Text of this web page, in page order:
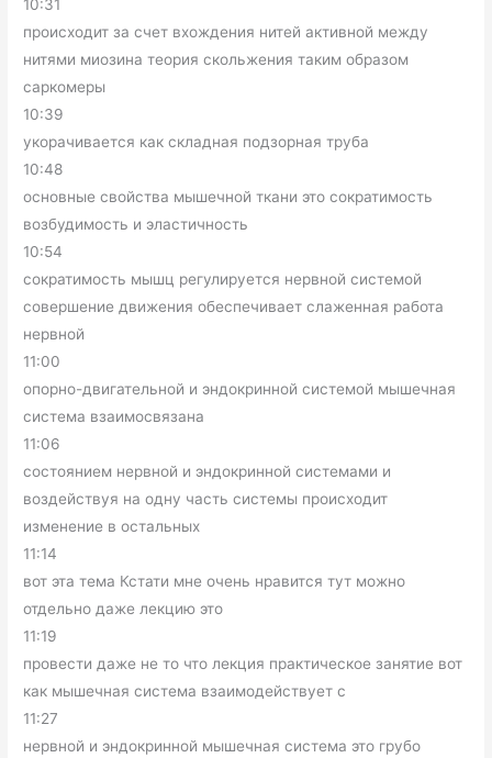
10:31
происходит за счет вхождения нитей активной между
нитями миозина теория скольжения таким образом
саркомеры
10:39
укорачивается как складная подзорная труба
10:48
основные свойства мышечной ткани это сократимость
возбудимость и эластичность
10:54
сократимость мышц регулируется нервной системой
совершение движения обеспечивает слаженная работа
нервной
11:00
опорно-двигательной и эндокринной системой мышечная
система взаимосвязана
11:06
состоянием нервной и эндокринной системами и
воздействуя на одну часть системы происходит
изменение в остальных
11:14
вот эта тема Кстати мне очень нравится тут можно
отдельно даже лекцию это
11:19
провести даже не то что лекция практическое занятие вот
как мышечная система взаимодействует с
11:27
нервной и эндокринной мышечная система это грубо